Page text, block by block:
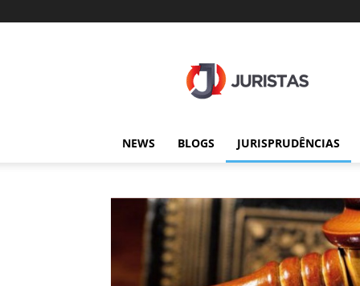
NEWS BLOGS JURISPRUDÊNCIAS